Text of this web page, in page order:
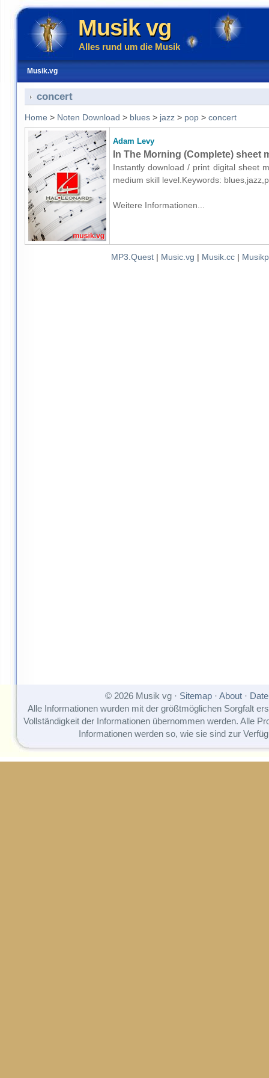
Musik vg
Alles rund um die Musik
Musik.vg
concert
Home > Noten Download > blues> jazz> pop> concert
Adam Levy
In The Morning (Complete) sheet
Instantly download / print digital sheet
medium skill level.Keywords:
Weitere Informationen...
MP3.Quest| Music.vg | Musik.cc|
© 2026 Musik vg · Sitemap· About·
Alle Informationen wurden mit der größtmöglichen Sorgfalt
Vollständigkeit der Informationen übernommen werden. Alle
Informationen werden so, wie sie sind zur